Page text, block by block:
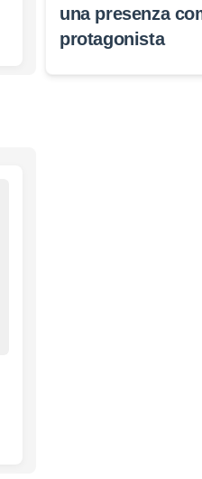
una presenza
protagonista